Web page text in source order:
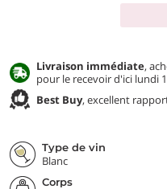
Livraison immédiate,
pour le recevoir d'ici lundi
Best Buy, excellent
Type de vin
Blanc
Corps